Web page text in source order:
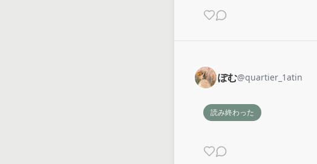
ぽむ@quartier_1atin
読み終わった